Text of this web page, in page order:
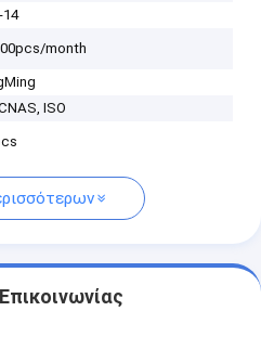
14
month
ISO